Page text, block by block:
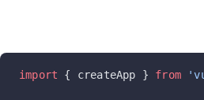
import { createApp } from